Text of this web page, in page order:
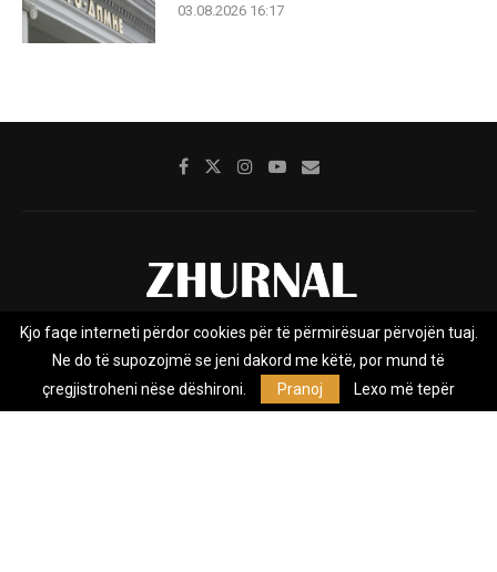
03.08.2026 16:17
Rreth nesh Impresumi Marketing
Kontakt
Privacy Policy
Zhurnal.mk është Agjenci e Lajmeve e pavarur, e themeluar në vitin
Kjo faqe interneti përdor cookies për të përmirësuar përvojën tuaj.
Ne do të supozojmë se jeni dakord me këtë, por mund të
çregjistroheni nëse dëshironi.
Pranoj Lexo më tepër